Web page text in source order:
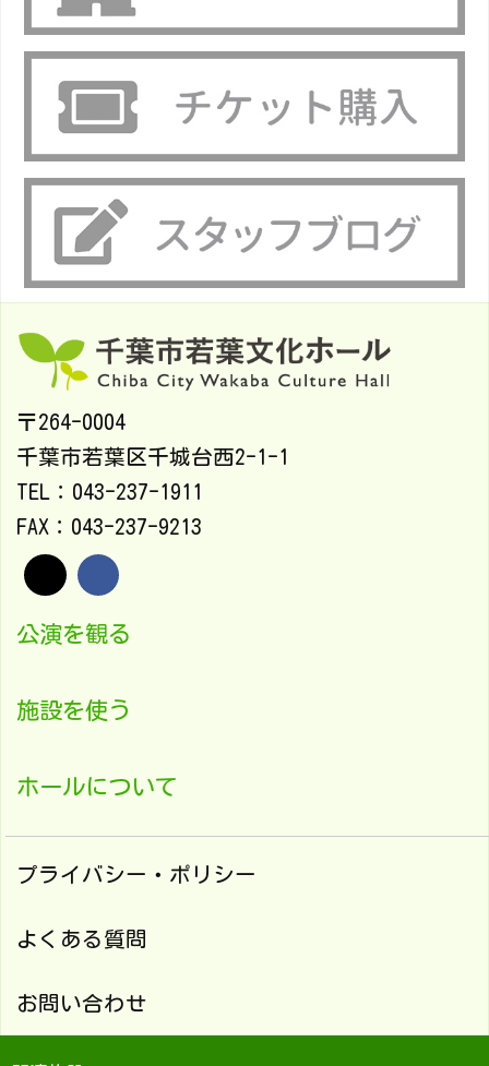
〒264-0004
千葉市若葉区千城台西2-1-1
TEL：043-237-1911
FAX：043-237-9213
公演を観る
施設を使う
ホールについて
プライバシー・ポリシー
よくある質問
お問い合わせ